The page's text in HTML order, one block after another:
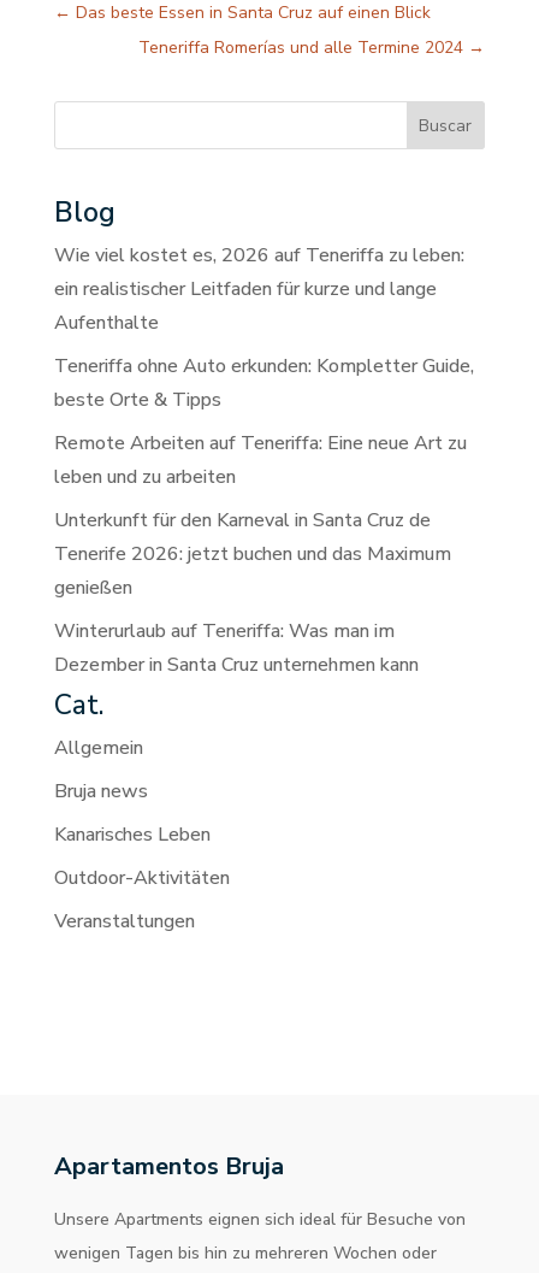
← Das beste Essen in Santa Cruz auf einen Blick
Teneriffa Romerías und alle Termine 2024 →
Buscar
Blog
Wie viel kostet es, 2026 auf Teneriffa zu leben:
ein realistischer Leitfaden für kurze und lange
Aufenthalte
Teneriffa ohne Auto erkunden: Kompletter Guide,
beste Orte & Tipps
Remote Arbeiten auf Teneriffa: Eine neue Art zu
leben und zu arbeiten
Unterkunft für den Karneval in Santa Cruz de
Tenerife 2026: jetzt buchen und das Maximum
genießen
Winterurlaub auf Teneriffa: Was man im
Dezember in Santa Cruz unternehmen kann
Cat.
Allgemein
Bruja news
Kanarisches Leben
Outdoor-Aktivitäten
Veranstaltungen
Apartamentos Bruja
Unsere Apartments eignen sich ideal für Besuche von
wenigen Tagen bis hin zu mehreren Wochen oder